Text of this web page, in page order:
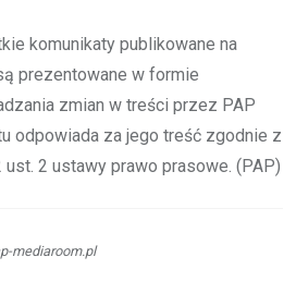
komunikaty publikowane na
prezentowane w formie
zmian w treści przez PAP
odpowiada za jego treść zgodnie z
2 ustawy prawo prasowe. (PAP)
mediaroom.pl